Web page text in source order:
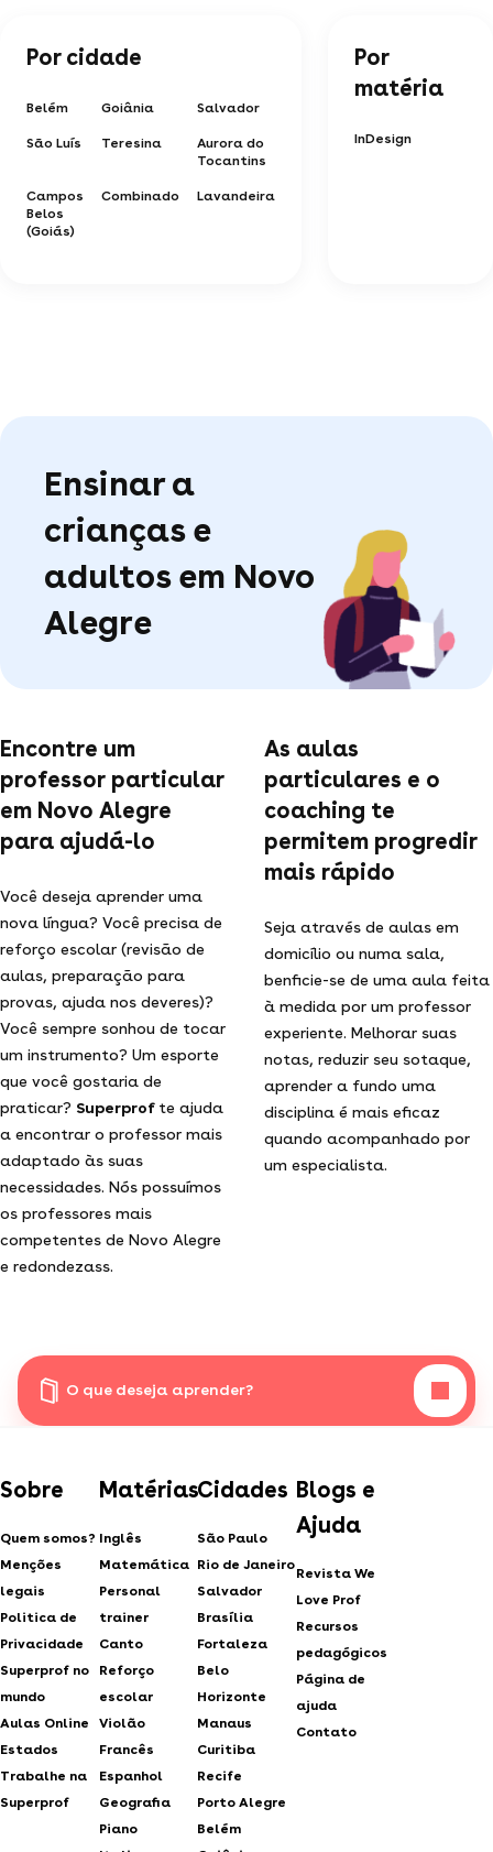
Por cidade
Belém Goiânia Salvador
São Luís Teresina
Aurora do
Tocantins
Campos
Belos
(Goiás)
Combinado Lavandeira
Por
matéria
InDesign
Ensinar a
crianças e
adultos em Novo
Alegre
Encontre um
professor particular
em Novo Alegre
para ajudá-lo
Você deseja aprender uma
nova língua? Você precisa de
reforço escolar (revisão de
aulas, preparação para
provas, ajuda nos deveres)?
Você sempre sonhou de tocar
um instrumento? Um esporte
que você gostaria de
praticar? Superprof te ajuda
a encontrar o professor mais
adaptado às suas
necessidades. Nós possuímos
os professores mais
competentes de Novo Alegre
e redondezass.
As aulas
particulares e o
coaching te
permitem progredir
mais rápido
Seja através de aulas em
domicílio ou numa sala,
benficie-se de uma aula feita
à medida por um professor
experiente. Melhorar suas
notas, reduzir seu sotaque,
aprender a fundo uma
disciplina é mais eficaz
quando acompanhado por
um especialista.
O que deseja aprender?
Sobre
Quem somos?
Menções
legais
Politica de
Privacidade
Superprof no
mundo
Aulas Online
Estados
Trabalhe na
Superprof
Matérias
Inglês
Matemática
Personal
trainer
Canto
Reforço
escolar
Violão
Francês
Espanhol
Geografia
Piano
Cidades
São Paulo
Rio de Janeiro
Salvador
Brasília
Fortaleza
Belo
Horizonte
Manaus
Curitiba
Recife
Porto Alegre
Belém
Blogs e
Ajuda
Revista We
Love Prof
Recursos
pedagógicos
Página de
ajuda
Contato